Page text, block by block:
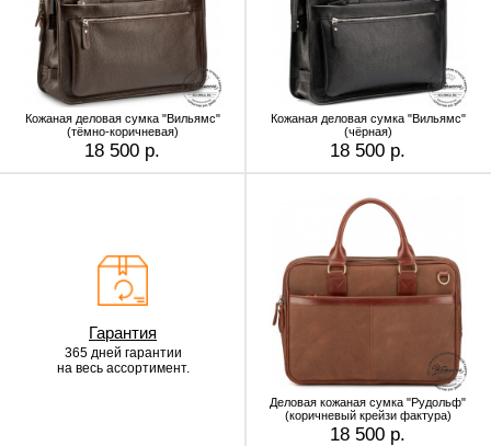
Кожаная деловая сумка "Вильямс"
(тёмно-коричневая)
18 500 р.
Кожаная деловая сумка "Вильямс"
(чёрная)
18 500 р.
Гарантия
365 дней гарантии
на весь ассортимент.
Деловая кожаная сумка "Рудольф"
(коричневый крейзи фактура)
18 500 р.